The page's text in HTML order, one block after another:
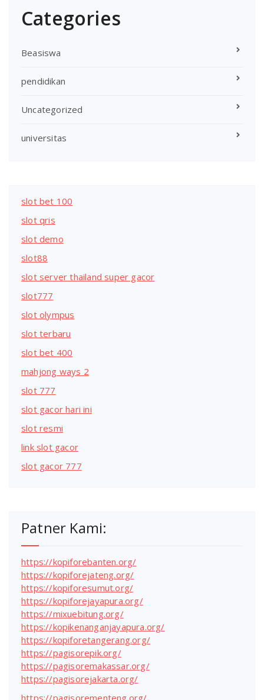
Categories
Beasiswa
pendidikan
Uncategorized
universitas
slot bet 100
slot qris
slot demo
slot88
slot server thailand super gacor
slot777
slot olympus
slot terbaru
slot bet 400
mahjong ways 2
slot 777
slot gacor hari ini
slot resmi
link slot gacor
slot gacor 777
Patner Kami:
https://kopiforebanten.org/
https://kopiforejateng.org/
https://kopiforesumut.org/
https://kopiforejayapura.org/
https://mixuebitung.org/
https://kopikenanganjayapura.org/
https://kopiforetangerang.org/
https://pagisorepik.org/
https://pagisoremakassar.org/
https://pagisorejakarta.org/